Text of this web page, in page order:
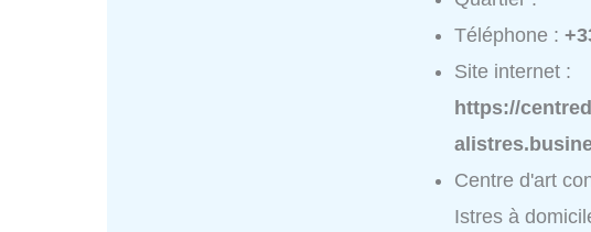
Téléphone :
Site internet :
https://
Centre d'art
Istres à